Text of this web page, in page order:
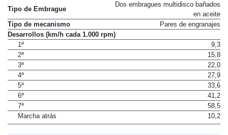
Tipo de Embrague
Dos embragues multidisco bañados
en aceite
Tipo de mecanismo
Pares de engranajes
Desarrollos (km/h cada 1.000 rpm)
1ª
9,3
2ª
15,8
3ª
22,0
4ª
27,9
5ª
33,6
6ª
41,2
7ª
58,5
Marcha atrás
10,2